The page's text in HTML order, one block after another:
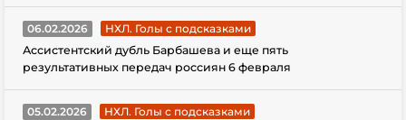
06.02.2026
НХЛ. Голы с подсказками
Ассистентский дубль Барбашева и еще пять
результативных передач россиян 6 февраля
05.02.2026
НХЛ. Голы с подсказками